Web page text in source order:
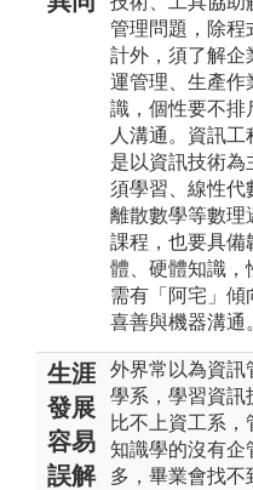
管理問題，除程
計外，須了解企
運管理、生產作
識，個性要不排
人溝通。資訊工
是以資訊技術為
須學習、線性代
離散數學等數理
課程，也要具備
體、硬體知識，
需有「阿宅」傾
喜善與機器溝通
生涯
發展
容易
誤解
外界常以為資訊
學系，學習資訊
比不上資工系，
知識學的沒有企
多，畢業會找不